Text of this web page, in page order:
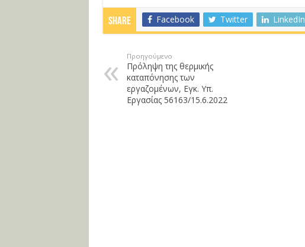
Share Facebook Twitter LinkedIn
Προηγούμενο
Πρόληψη της θερμικής
καταπόνησης των
εργαζομένων, Εγκ. Υπ.
Εργασίας 56163/15.6.2022